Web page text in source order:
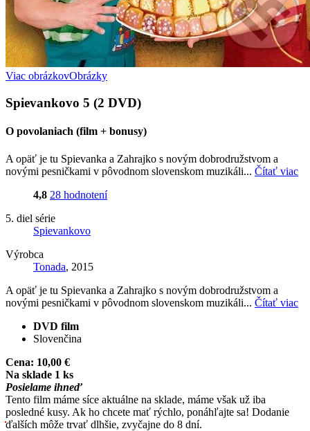
Viac obrázkovObrázky
Spievankovo 5 (2 DVD)
O povolaniach (film + bonusy)
A opäť je tu Spievanka a Zahrajko s novým dobrodružstvom a
novými pesničkami v pôvodnom slovenskom muzikáli... Čítať viac
4,8 28 hodnotení
5. diel série
Spievankovo
Výrobca
Tonada, 2015
A opäť je tu Spievanka a Zahrajko s novým dobrodružstvom a
novými pesničkami v pôvodnom slovenskom muzikáli... Čítať viac
DVD film
Slovenčina
Cena: 10,00 €
Na sklade 1 ks
Posielame ihneď
Tento film máme síce aktuálne na sklade, máme však už iba
posledné kusy. Ak ho chcete mať rýchlo, ponáhľajte sa! Dodanie
ďalších môže trvať dlhšie, zvyčajne do 8 dní.